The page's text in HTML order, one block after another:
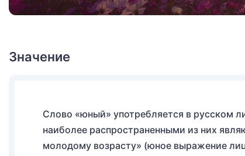
Значение
Слово «юный» употребляется в русском
наиболее распространенными из них
молодому возрасту» (юное выражение